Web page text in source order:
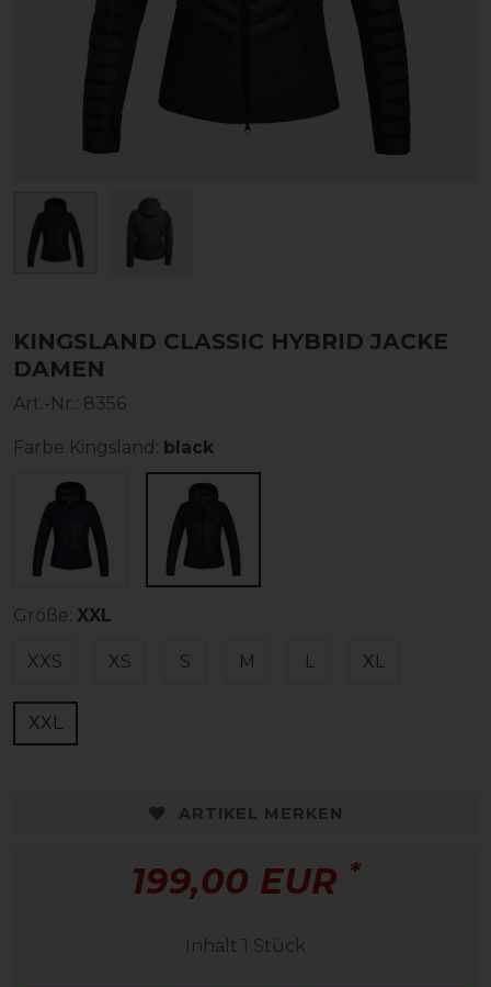
KINGSLAND CLASSIC HYBRID JACKE
DAMEN
Art.-Nr.: 8356
Farbe Kingsland: black
Größe: XXL
XXS XS S M L XL
XXL
ARTIKEL MERKEN
199,00 EUR *
Inhalt 1 Stück